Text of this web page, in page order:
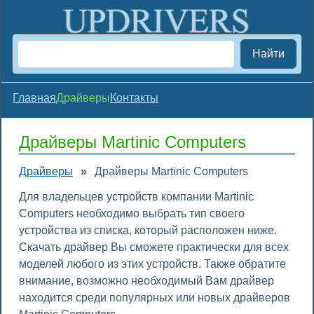
Найти
ГлавнаяДрайверыКонтакты
Драйверы Martinic Computers
Драйверы » Драйверы Martinic Computers
Для владельцев устройств компании Martinic
Computers необходимо выбрать тип своего
устройства из списка, который расположен ниже.
Скачать драйвер Вы сможете практически для всех
моделей любого из этих устройств. Также обратите
внимание, возможно необходимый Вам драйвер
находится среди популярных или новых драйверов